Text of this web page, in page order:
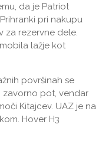
da je Patriot
pri nakupu
za rezervne dele.
lažje kot
površinah se
pot, vendar
Kitajcev. UAZ je na
Hover H3